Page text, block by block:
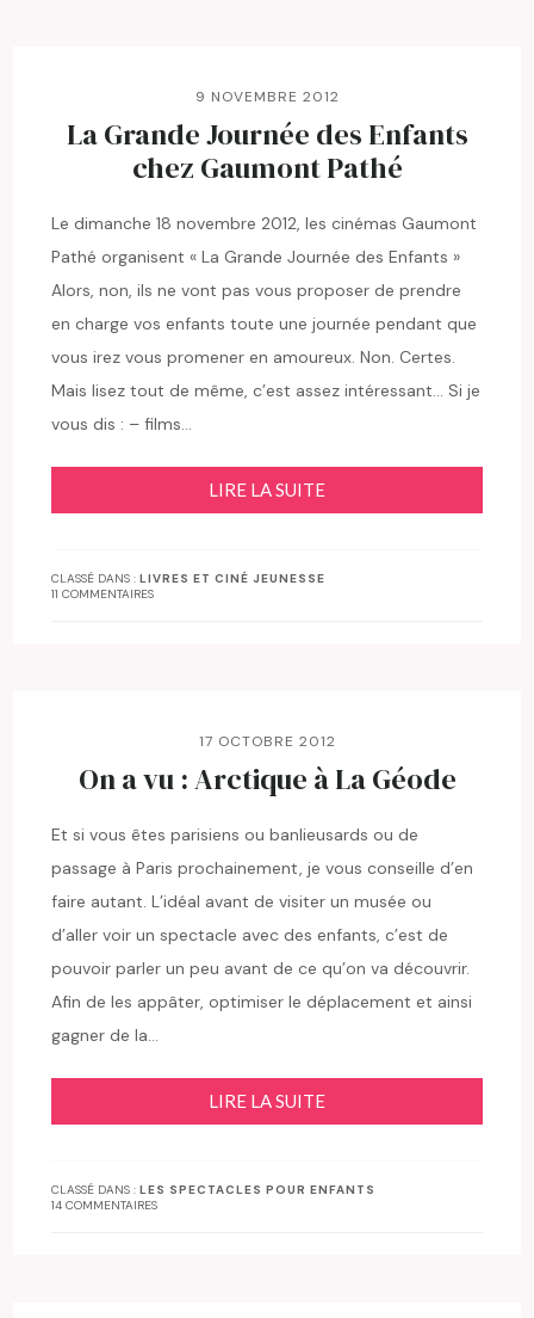
9 NOVEMBRE 2012
La Grande Journée des Enfants
chez Gaumont Pathé
Le dimanche 18 novembre 2012, les cinémas Gaumont
Pathé organisent « La Grande Journée des Enfants »
Alors, non, ils ne vont pas vous proposer de prendre
en charge vos enfants toute une journée pendant que
vous irez vous promener en amoureux. Non. Certes.
Mais lisez tout de même, c’est assez intéressant… Si je
vous dis : – films…
LIRE LA SUITE
CLASSÉ DANS :LIVRES ET CINÉ JEUNESSE
11 COMMENTAIRES
17 OCTOBRE 2012
On a vu : Arctique à La Géode
Et si vous êtes parisiens ou banlieusards ou de
passage à Paris prochainement, je vous conseille d’en
faire autant. L’idéal avant de visiter un musée ou
d’aller voir un spectacle avec des enfants, c’est de
pouvoir parler un peu avant de ce qu’on va découvrir.
Afin de les appâter, optimiser le déplacement et ainsi
gagner de la…
LIRE LA SUITE
CLASSÉ DANS :LES SPECTACLES POUR ENFANTS
14 COMMENTAIRES